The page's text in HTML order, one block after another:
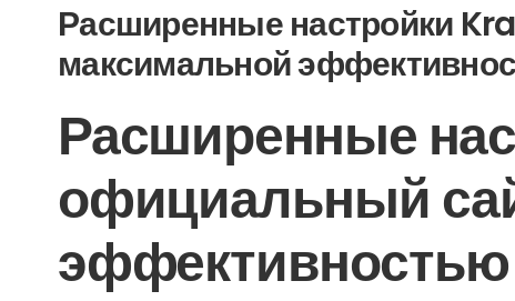
Расширенные настройки
максимальной
Расширенные
официальный
эффективностью